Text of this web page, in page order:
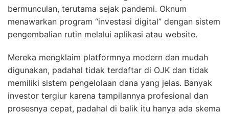
bermunculan, terutama sejak pandemi. Oknum
menawarkan program “investasi digital” dengan sistem
pengembalian rutin melalui aplikasi atau website.
Mereka mengklaim platformnya modern dan mudah
digunakan, padahal tidak terdaftar di OJK dan tidak
memiliki sistem pengelolaan dana yang jelas. Banyak
investor tergiur karena tampilannya profesional dan
prosesnya cepat, padahal di balik itu hanya ada skema